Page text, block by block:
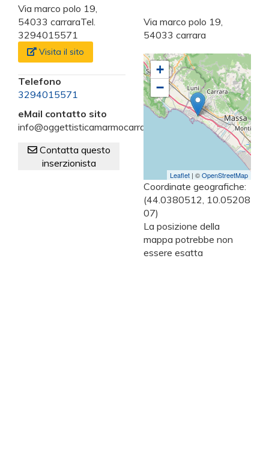
Via marco polo 19,
54033 carraraTel.
3294015571
Visita il sito
Telefono
3294015571
eMail contatto sito
info@oggettisticamarmocarrara.com
Contatta questo
inserzionista
Via marco polo 19,
54033 carrara
+
−
Leaflet | ©OpenStreetMap
Coordinate geografiche:
(44.0380512, 10.05208
07)
La posizione della
mappa potrebbe non
essere esatta